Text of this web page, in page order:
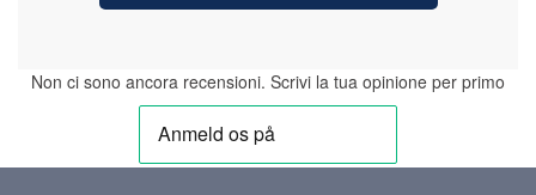
Non ci sono ancora recensioni. Scrivi la tua opinione per primo